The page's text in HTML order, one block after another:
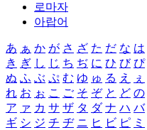
로마자
아랍어
あ ぁ か が さ ざ た だ な は
き ぎ し じ ち ぢ に ひ び ぴ
ぬ ふ ぶ ぷ む ゆ ゅ る え ぇ
れ お ぉ こ ご そ ぞ と ど の
ア ァ カ サ ザ タ ダ ナ ハ バ
ギ シ ジ チ ヂ ニ ヒ ビ ピ ミ